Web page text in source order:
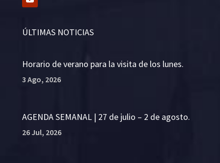
ÚLTIMAS NOTICIAS
Horario de verano para la visita de los lunes.
3 Ago, 2026
AGENDA SEMANAL | 27 de julio – 2 de agosto.
26 Jul, 2026